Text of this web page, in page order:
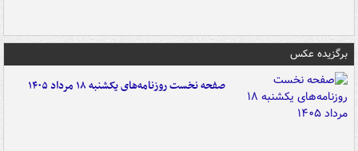
برگزیده عکس
صفحه نخست روزنامه‌های یکشنبه ۱۸ مرداد ۱۴۰۵